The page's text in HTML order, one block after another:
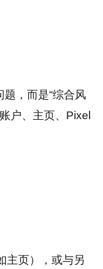
，而是“综合风
户、主页、Pixel
主页），或与另